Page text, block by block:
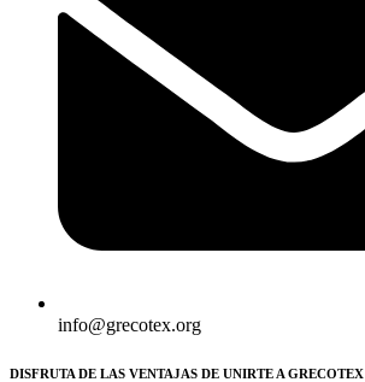
info@grecotex.org
DISFRUTA DE LAS VENTAJAS DE UNIRTE A GRECOTEX